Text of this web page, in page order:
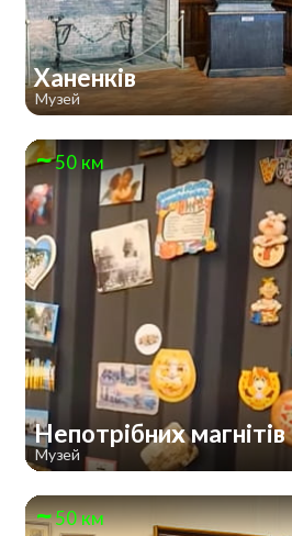
Ханенків
Музей
50 км
Непотрібних магнітів
Музей
50 км